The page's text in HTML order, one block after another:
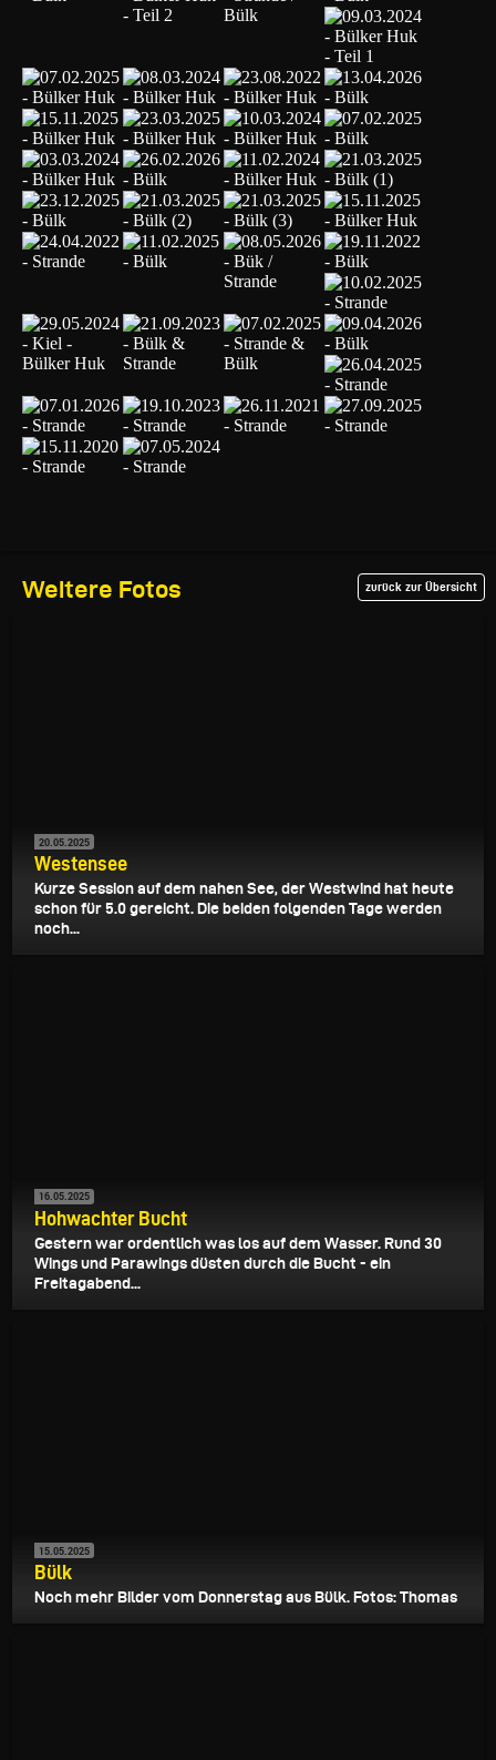
Weitere Fotos zurück zur Übersicht
20.05.2025
Westensee
Kurze Session auf dem nahen See, der Westwind hat heute
schon für 5.0 gereicht. Die beiden folgenden Tage werden
noch...
16.05.2025
Hohwachter Bucht
Gestern war ordentlich was los auf dem Wasser. Rund 30
Wings und Parawings düsten durch die Bucht - ein
Freitagabend...
15.05.2025
Bülk
Noch mehr Bilder vom Donnerstag aus Bülk. Fotos: Thomas